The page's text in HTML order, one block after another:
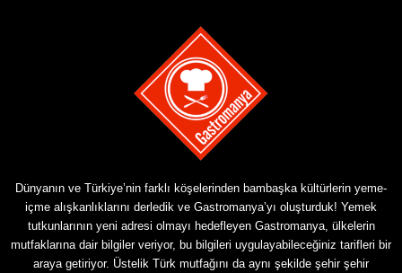
Dünyanın ve Türkiye’nin farklı köşelerinden bambaşka kültürlerin yeme-
içme alışkanlıklarını derledik ve Gastromanya’yı oluşturduk! Yemek
tutkunlarının yeni adresi olmayı hedefleyen Gastromanya, ülkelerin
mutfaklarına dair bilgiler veriyor, bu bilgileri uygulayabileceğiniz tarifleri bir
araya getiriyor. Üstelik Türk mutfağını da aynı şekilde şehir şehir